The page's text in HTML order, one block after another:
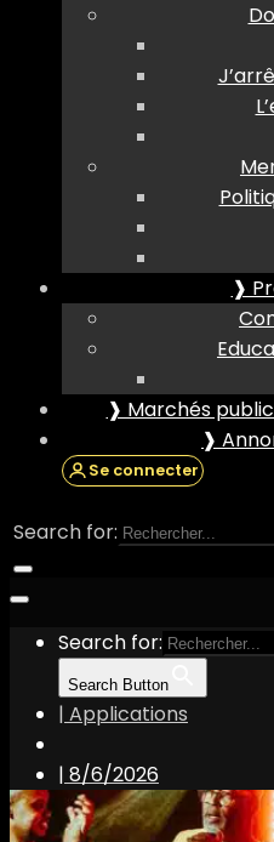
❱
❱ Marchés
❱
Se connecter
Search for:
Search for:
Search Button
| Applications
| 8/6/2026